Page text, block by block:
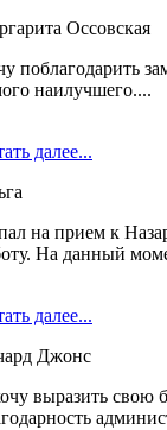
Оссовская
поблагодарить
наилучшего....
далее...
на прием к
На данный
далее...
Джонс
выразить свою